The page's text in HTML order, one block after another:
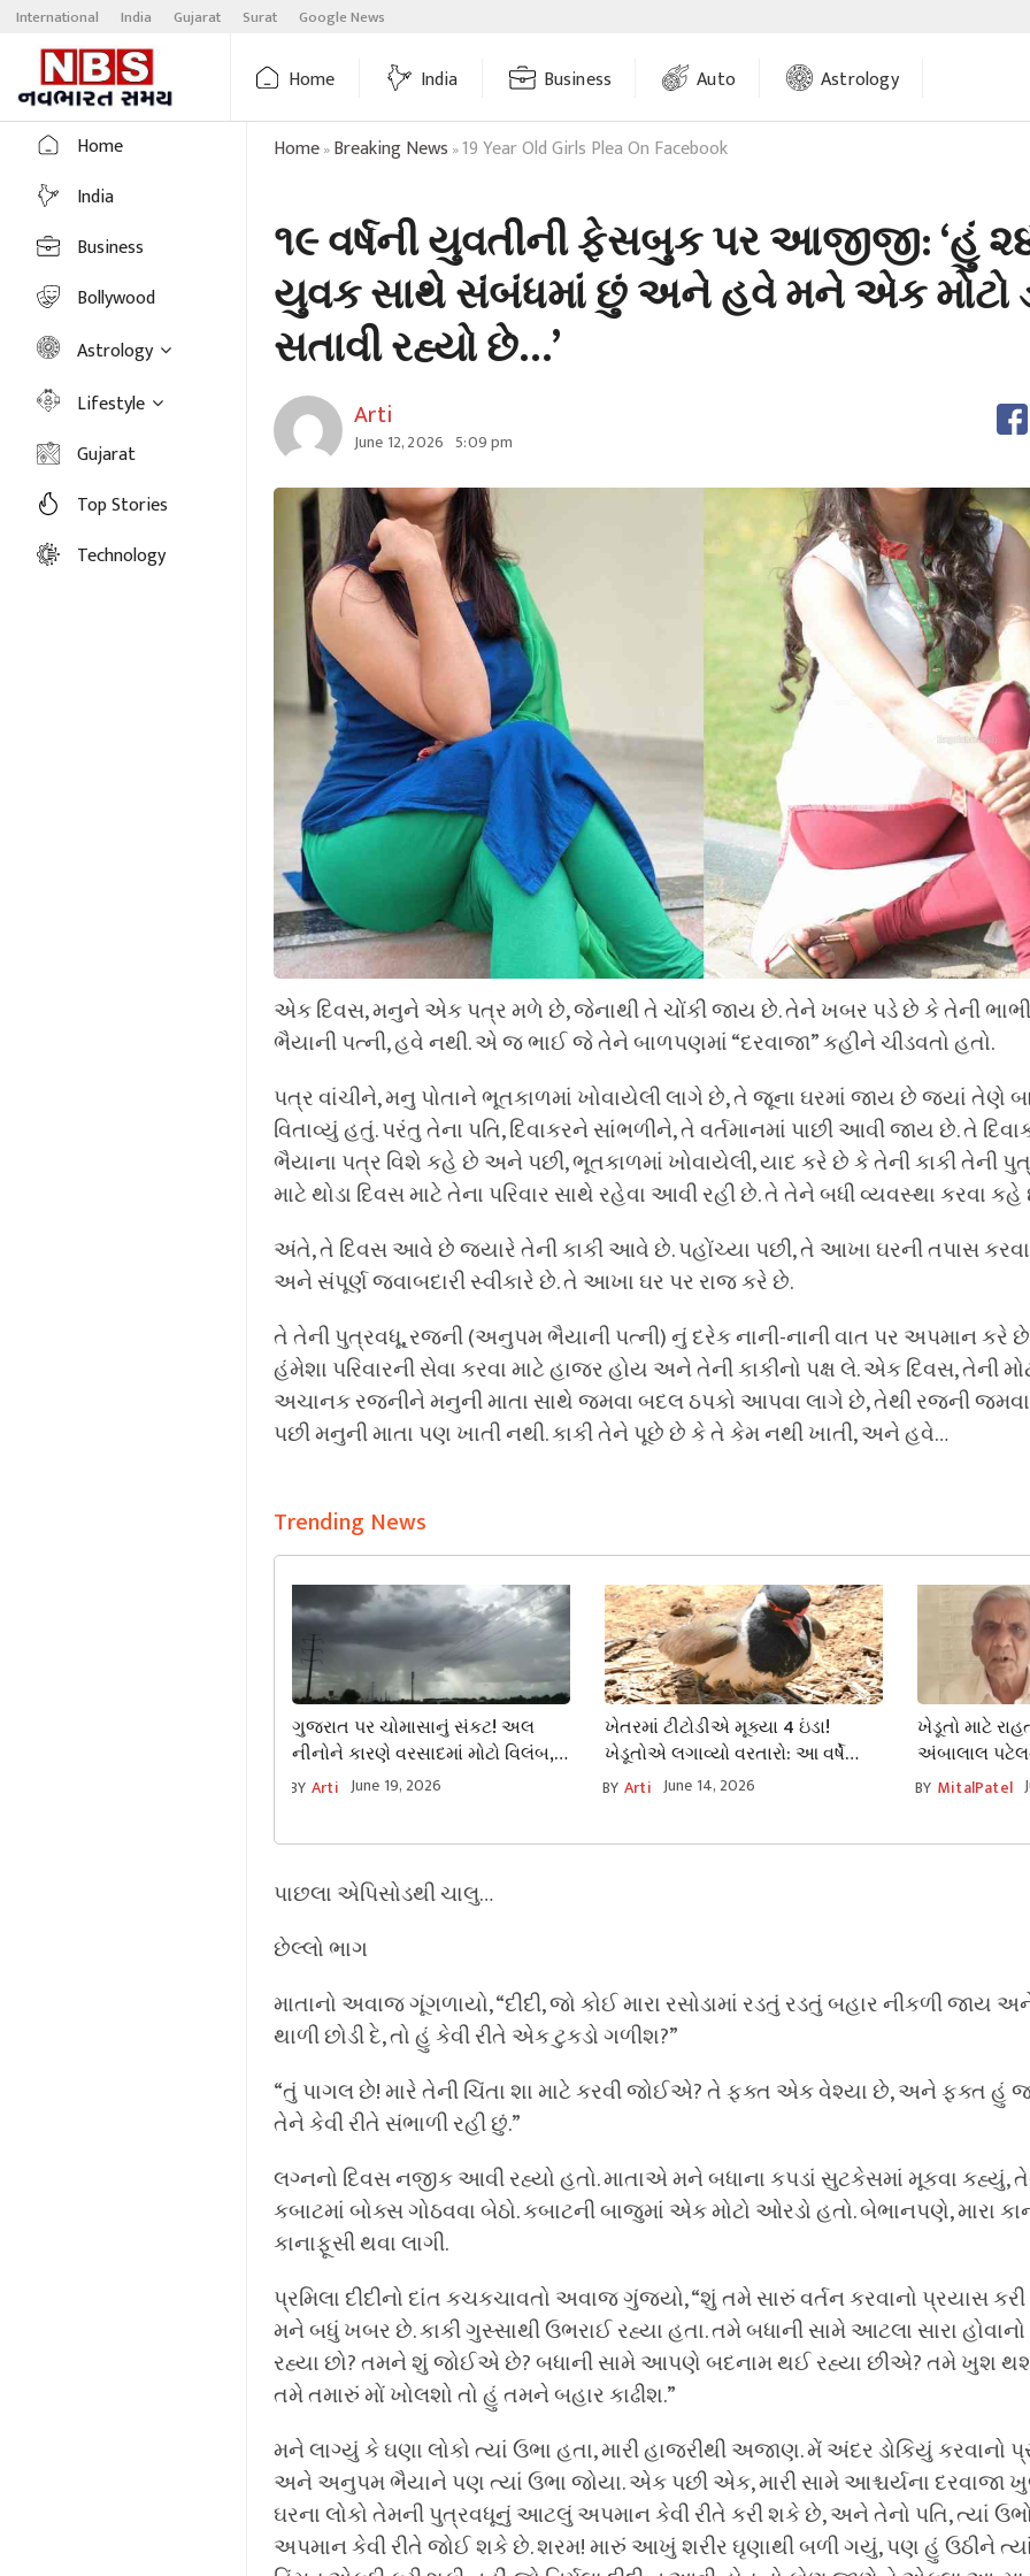
Skip
content
International India Gujarat Surat Google News
Home India Business Auto Astrology
Home
India
Business
Bollywood
Astrology
Lifestyle
Gujarat
Top Stories
Technology
Home»Breaking News »19 Year Old Girls Plea On Facebook
૧૯ વર્ષની યુવતીની ફેસબુક પર આજીજી: ‘હું ૨૪
યુવક સાથે સંબંધમાં છું અને હવે મને એક મોટો
સતાવી રહ્યો છે…’
Arti
June 12, 2026 5:09 pm
એક દિવસ, મનુને એક પત્ર મળે છે, જેનાથી તે ચોંકી જાય છે. તેને ખબર પડે છે કે તેની
ભૈયાની પત્ની, હવે નથી. એ જ ભાઈ જે તેને બાળપણમાં “દરવાજા” કહીને ચીડવતો હતો.
પત્ર વાંચીને, મનુ પોતાને ભૂતકાળમાં ખોવાયેલી લાગે છે, તે જૂના ઘરમાં જાય છે જ્યાં તેણે
વિતાવ્યું હતું. પરંતુ તેના પતિ, દિવાકરને સાંભળીને, તે વર્તમાનમાં પાછી આવી જાય છે. તે
ભૈયાના પત્ર વિશે કહે છે અને પછી, ભૂતકાળમાં ખોવાયેલી, યાદ કરે છે કે તેની કાકી તેની
માટે થોડા દિવસ માટે તેના પરિવાર સાથે રહેવા આવી રહી છે. તે તેને બધી વ્યવસ્થા કરવા કહે
અંતે, તે દિવસ આવે છે જ્યારે તેની કાકી આવે છે. પહોંચ્યા પછી, તે આખા ઘરની તપાસ
અને સંપૂર્ણ જવાબદારી સ્વીકારે છે. તે આખા ઘર પર રાજ કરે છે.
તે તેની પુત્રવધૂ, રજની (અનુપમ ભૈયાની પત્ની) નું દરેક નાની-નાની વાત પર અપમાન કરે
હંમેશા પરિવારની સેવા કરવા માટે હાજર હોય અને તેની કાકીનો પક્ષ લે. એક દિવસ, તેની
અચાનક રજનીને મનુની માતા સાથે જમવા બદલ ઠપકો આપવા લાગે છે, તેથી રજની
પછી મનુની માતા પણ ખાતી નથી. કાકી તેને પૂછે છે કે તે કેમ નથી ખાતી, અને હવે…
Trending News
ગુજરાત પર ચોમાસાનું સંકટ! અલ
નીનોને કારણે વરસાદમાં મોટો વિલંબ,
જાણો ક્યારે આવશે મેઘરાજા?
BY Arti June 19, 2026
ખેતરમાં ટીટોડીએ મૂક્યા 4 ઇંડા!
ખેડૂતોએ લગાવ્યો વરતારો: આ વર્ષે
ચોમાસું ગજવશે ધબધબાટી, થશે
BY Arti June 14, 2026
ખેડૂતો માટે
અંબાલાલ
જૂનથી આ
BY MitalPatel
પાછલા એપિસોડથી ચાલુ…
છેલ્લો ભાગ
માતાનો અવાજ ગૂંગળાયો, “દીદી, જો કોઈ મારા રસોડામાં રડતું રડતું બહાર નીકળી જાય
થાળી છોડી દે, તો હું કેવી રીતે એક ટુકડો ગળીશ?”
“તું પાગલ છે! મારે તેની ચિંતા શા માટે કરવી જોઈએ? તે ફક્ત એક વેશ્યા છે, અને ફક્ત હું
તેને કેવી રીતે સંભાળી રહી છું.”
લગ્નનો દિવસ નજીક આવી રહ્યો હતો. માતાએ મને બધાના કપડાં સુટકેસમાં મૂકવા કહ્યું,
કબાટમાં બોક્સ ગોઠવવા બેઠો. કબાટની બાજુમાં એક મોટો ઓરડો હતો. બેભાનપણે, મારા
કાનાફૂસી થવા લાગી.
પ્રમિલા દીદીનો દાંત કચકચાવતો અવાજ ગુંજ્યો, “શું તમે સારું વર્તન કરવાનો પ્રયાસ કરી
મને બધું ખબર છે. કાકી ગુસ્સાથી ઉભરાઈ રહ્યા હતા. તમે બધાની સામે આટલા સારા હોવાનો
રહ્યા છો? તમને શું જોઈએ છે? બધાની સામે આપણે બદનામ થઈ રહ્યા છીએ? તમે ખુશ
તમે તમારું મોં ખોલશો તો હું તમને બહાર કાઢીશ.”
મને લાગ્યું કે ઘણા લોકો ત્યાં ઉભા હતા, મારી હાજરીથી અજાણ. મેં અંદર ડોકિયું કરવાનો
અને અનુપમ ભૈયાને પણ ત્યાં ઉભા જોયા. એક પછી એક, મારી સામે આશ્ચર્યના દરવાજા
ઘરના લોકો તેમની પુત્રવધૂનું આટલું અપમાન કેવી રીતે કરી શકે છે, અને તેનો પતિ, ત્યાં
અપમાન કેવી રીતે જોઈ શકે છે. શરમ! મારું આખું શરીર ઘૃણાથી બળી ગયું, પણ હું ઉઠીને